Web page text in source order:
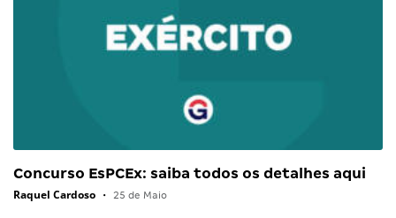
Concurso EsPCEx: saiba todos os detalhes aqui
Raquel Cardoso • 25 de Maio